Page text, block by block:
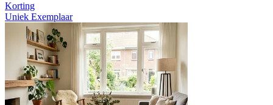
Korting
Uniek Exemplaar